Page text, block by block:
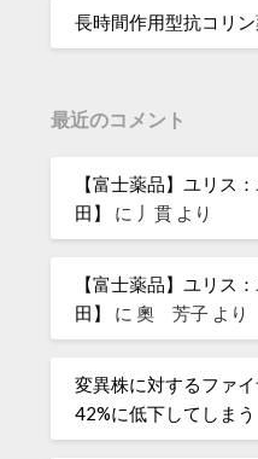
長時間作用型抗コリ
最近のコメント
【富士薬品】ユリス
田】
に 丿貫 より
【富士薬品】ユリス
田】
に奧 芳子 より
変異株に対するファ
42%に低下してしまう